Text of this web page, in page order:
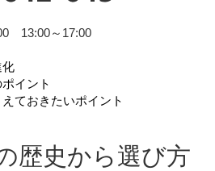
13:00～17:00
イント
ておきたいポイント
歴史から選び方